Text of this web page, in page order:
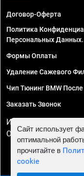
Договор-Оферта
Политика
Персональных Данных.
Формы Оплаты
Удаление Сажевого
Чип Тюнинг BMW
Заказать Звонок
ИП Смирнов Георгий
ОГРНИП
Сайт использует
оптимальной
прочитайте в
cookie